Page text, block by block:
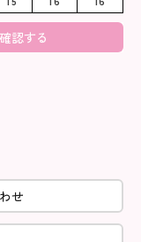
認する
せ